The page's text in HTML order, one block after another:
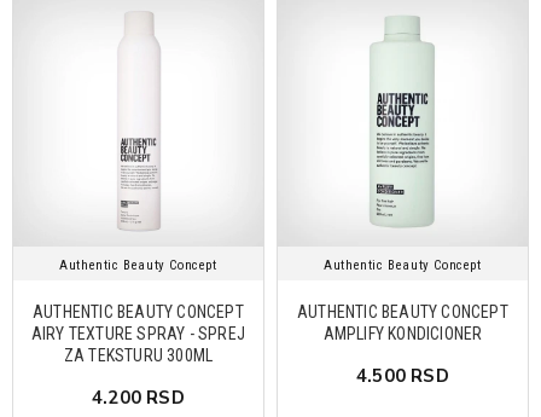
Authentic Beauty Concept
AUTHENTIC BEAUTY CONCEPT
AIRY TEXTURE SPRAY - SPREJ
ZA TEKSTURU 300ML
4.200 RSD
Authentic Beauty Concept
AUTHENTIC BEAUTY CONCEPT
AMPLIFY KONDICIONER
4.500 RSD